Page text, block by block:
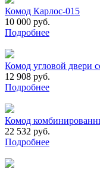
Комод Карлос-015
10 000 руб.
Подробнее
Комод угловой двери
12 908 руб.
Подробнее
Комод
22 532 руб.
Подробнее